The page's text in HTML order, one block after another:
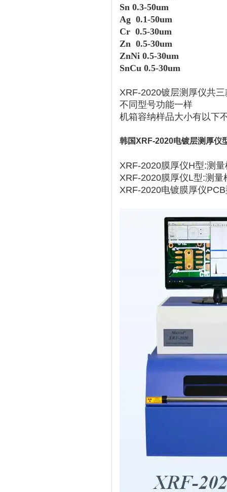
Sn 0.3-50um
Ag 0.1-50um
Cr 0.5-30um
Zn 0.5-30um
ZnNi 0.5-30um
SnCu 0.5-30um
XRF-2020镀层测厚仪共
不同型号功能一样
机箱容纳样品大小有以下
韩国XRF-2020电镀层测厚仪
XRF-2020膜厚仪H型:测
XRF-2020膜厚仪L型:测量
XRF-2020电镀膜厚仪